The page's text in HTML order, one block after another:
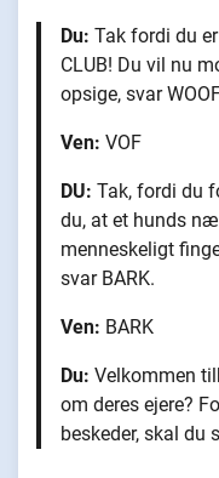
Du: Tak fordi du
CLUB! Du vil nu
opsige, svar
Ven: VOF
DU: Tak, fordi du
du, at et hunds
menneskeligt
svar BARK.
Ven: BARK
Du: Velkommen
om deres ejere?
beskeder, skal du